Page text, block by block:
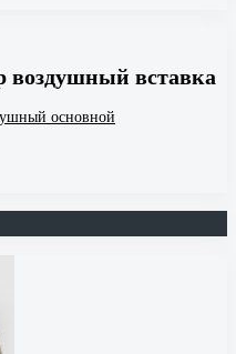
воздушный вставка
основной